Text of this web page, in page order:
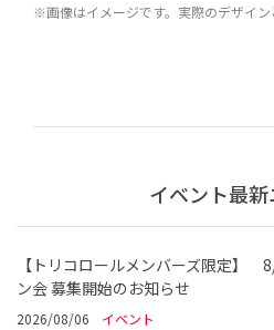
※画像はイメージです。実際のデザイン
イベント最新
【トリコロールメンバーズ限定】
ン会 募集開始のお知らせ
2026/08/06 イベント